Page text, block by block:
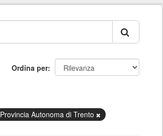
Ordina per
Provincia Autonoma di Trento